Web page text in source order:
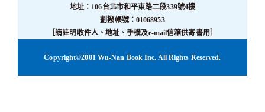
地址：106台北市和平東路二段339號4樓
劃撥帳號：01068953
［請註明收件人、地址、手機及e-mail信箱供寄書用］
Copyright©2001 Wu-Nan Book Inc. All Rights Reserved.